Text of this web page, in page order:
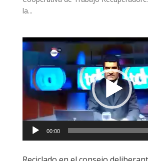
la...
Reproductor
vídeo
00:00